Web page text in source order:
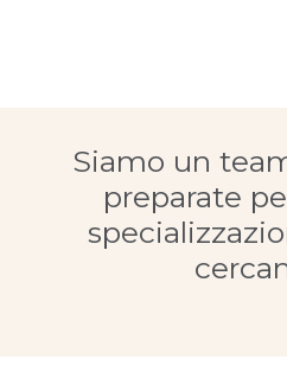
Siamo un
preparate